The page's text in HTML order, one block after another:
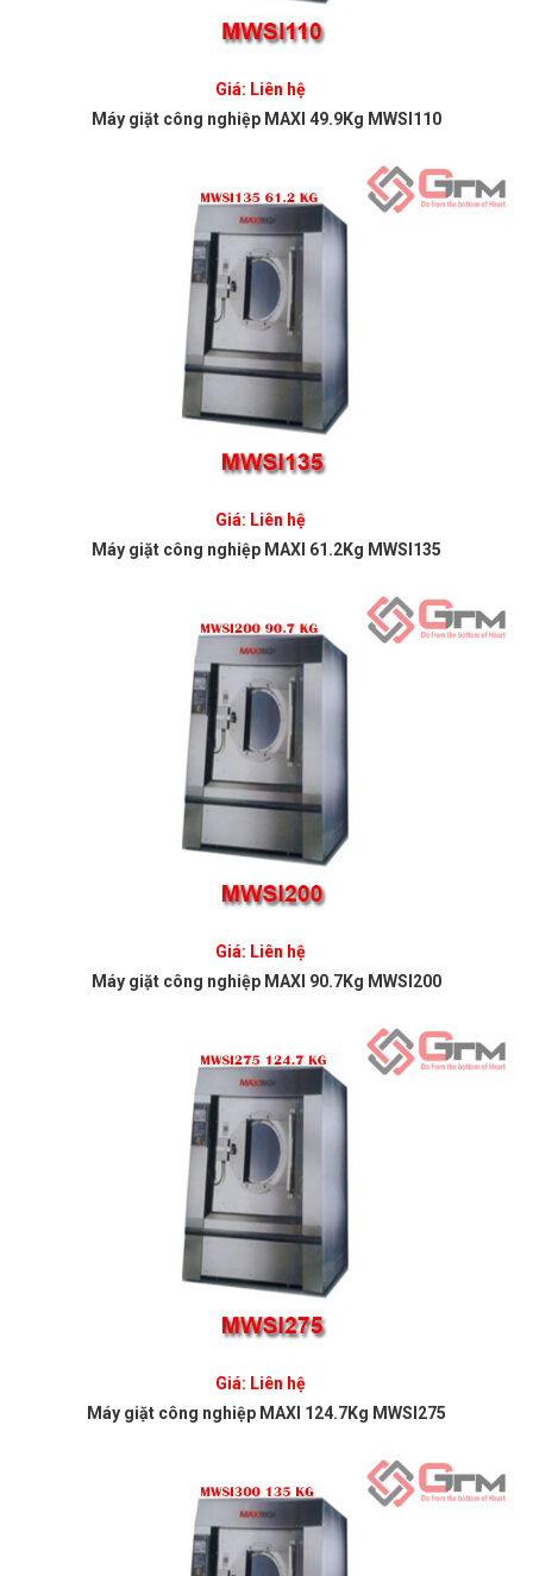
Giá: Liên hệ
Máy giặt công nghiệp MAXI 49.9Kg MWSI110
Giá: Liên hệ
Máy giặt công nghiệp MAXI 61.2Kg MWSI135
Giá: Liên hệ
Máy giặt công nghiệp MAXI 90.7Kg MWSI200
Giá: Liên hệ
Máy giặt công nghiệp MAXI 124.7Kg MWSI275